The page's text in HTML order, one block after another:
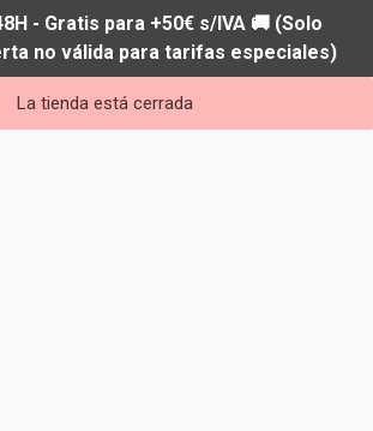
- Gratis para +50€ s/IVA 🚚 (Solo
no válida para tarifas especiales)
La tienda está cerrada